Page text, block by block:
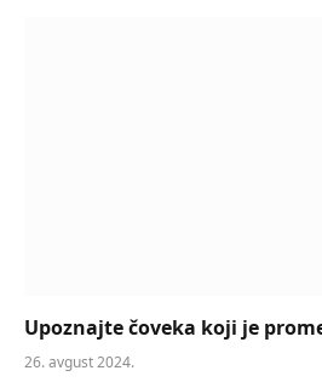
Upoznajte čoveka koji je
26. avgust 2024.